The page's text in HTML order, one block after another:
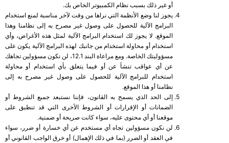
أو غير ذلك بسبب نظام الكمبيوتر الخاص بك.
يجوز لنا وضع الأنظمة التي نراها من وقت لآخر مناسبة لمنع استخدام
البرامج الآلية للحصول على وصول غير مصرح به إلى نظامنا وهذا
الموقع. لا يجوز لك استخدام البرامج الآلية لمثل هذه الأغراض، وأي
استخدام أو محاولة استخدام من جانبك لهذه البرامج الآلية يكون على
مسؤوليتك الخاصة. ومع مراعاة البند 12.1، لن نكون مسؤولين تجاهك
عن أي عواقب تنشأ عن أو فيما يتعلق بأي استخدام أو محاولة
استخدام للبرامج الآلية للحصول على وصول غير مصرح به إلى
نظامنا أو هذا الموقع.
إلى الحد الذي يسمح به القانون، فإننا نستبعد جميع الشروط أو
الضمانات أو الإقرارات أو الشروط الأخرى التي قد تنطبق على
موقعنا أو أي محتوى عليه، سواء كانت صريحة أو ضمنية.
لن نكون مسؤولين تجاه أي مستخدم عن أي خسارة أو ضرر، سواء
في العقد أو الضرر (بما في ذلك الإهمال) أو خرق الواجب القانوني أو